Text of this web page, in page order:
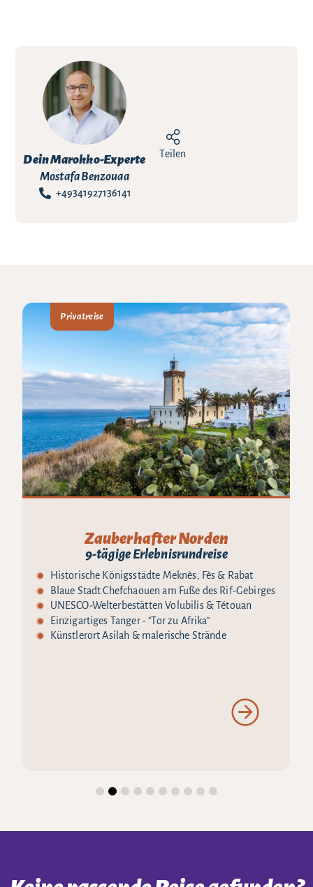
Dein Marokko-Experte
Mostafa Benzouaa
+49341927136141
Teilen
Privatreise
Zauberhafter Norden
9-tägige Erlebnisrundreise
Historische Königsstädte Meknès, Fès & Rabat
Blaue Stadt Chefchaouen am Fuße des Rif-Gebirges
UNESCO-Welterbestätten Volubilis & Tétouan
Einzigartiges Tanger - "Tor zu Afrika"
Künstlerort Asilah & malerische Strände